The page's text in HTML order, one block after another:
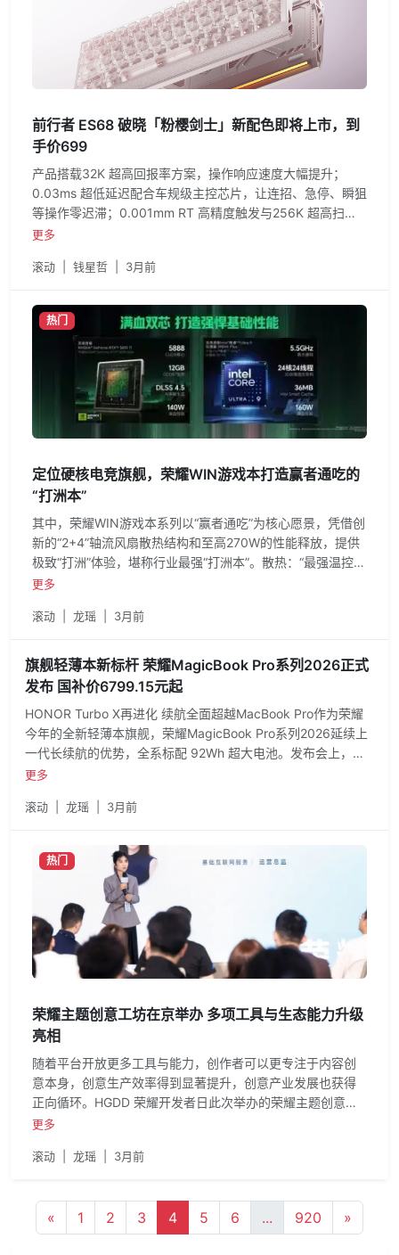
前行者 ES68 破晓「粉樱剑士」新配色即将上市，到
手价699
产品搭载32K 超高回报率方案，操作响应速度大幅提升；
0.03ms 超低延迟配合车规级主控芯片，让连招、急停、瞬狙
等操作零迟滞；0.001mm RT 高精度触发与256K 超高扫描
率，确保全键无冲、复杂操作不丢键、不误触。从经典黑白
舰性能、统一的精工品质、更丰富的视觉选择，持续巩固在
更多
滚动 钱星哲 3月前
热门
定位硬核电竞旗舰，荣耀WIN游戏本打造赢者通吃的
“打洲本”
其中，荣耀WIN游戏本系列以“赢者通吃”为核心愿景，凭借创
新的“2+4”轴流风扇散热结构和至高270W的性能释放，提供
极致“打洲”体验，堪称行业最强“打洲本”。散热：“最强温控装
甲”，行业首创“2+4”风扇散热结构荣耀自研东风尾喷散热引
能释放突破至270W，带来同配置下最极致的性能体验。
更多
滚动 龙瑶 3月前
旗舰轻薄本新标杆 荣耀MagicBook Pro系列2026正式
发布 国补价6799.15元起
HONOR Turbo X再进化 续航全面超越MacBook Pro作为荣耀
今年的全新轻薄本旗舰，荣耀MagicBook Pro系列2026延续上
一代长续航的优势，全系标配 92Wh 超大电池。发布会上，荣
耀笔记本X Plus系列2026也迎来升级迭代，新品延续荣耀X系列
80Wh大电池和高刷护眼的LCD雾面屏，带来更硬核、更超能的
更多
滚动 龙瑶 3月前
热门
荣耀主题创意工坊在京举办 多项工具与生态能力升级
亮相
随着平台开放更多工具与能力，创作者可以更专注于内容创
意本身，创意生产效率得到显著提升，创意产业发展也获得
正向循环。HGDD 荣耀开发者日此次举办的荣耀主题创意工
坊，让创作者们直观感受到荣耀主题在内容分发及工具能力
荣耀主题未来的创作方向及用户体验提升方式，共同打造开
更多
滚动 龙瑶 3月前
« 1 2 3 4 5 6 ... 920 »